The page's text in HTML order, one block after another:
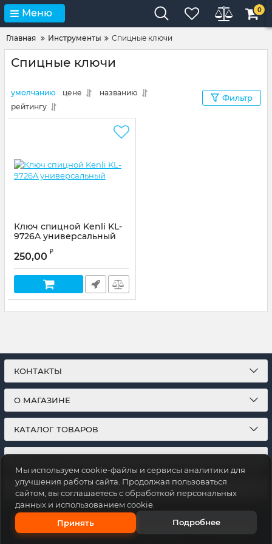
Меню 0
Главная Инструменты Спицные ключи
Спицные ключи
умолчанию цене
названию
рейтингу
Фильтр
Ключ спицной Kenli KL-
9726A универсальный
KL-9726А
250,00 ₽
КОНТАКТЫ
О МАГАЗИНЕ
КАТАЛОГ ТОВАРОВ
МЫ В СОЦСЕТЯХ:
© 2026 Этот интернет-магазин придуман в
Мы используем cookie-файлы и сервисы аналитики для
улучшения работы сайта. Продолжая пользоваться
сайтом, вы соглашаетесь с обработкой персональных
данных и использованием cookie.
Принять
Подробнее